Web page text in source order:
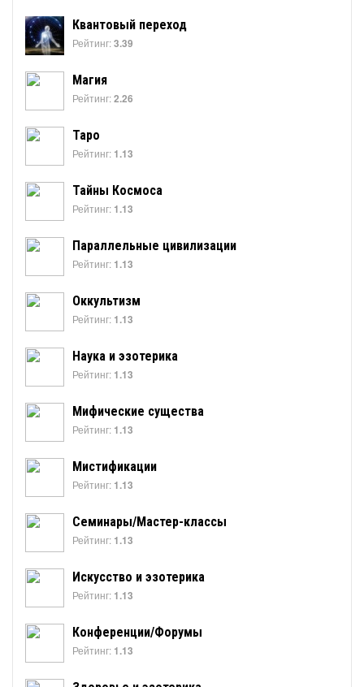
Квантовый переход
Рейтинг:3.39
Магия
Рейтинг:2.26
Таро
Рейтинг: 1.13
Тайны Космоса
Рейтинг: 1.13
Параллельные цивилизации
Рейтинг: 1.13
Оккультизм
Рейтинг: 1.13
Наука и эзотерика
Рейтинг: 1.13
Мифические существа
Рейтинг: 1.13
Мистификации
Рейтинг: 1.13
Семинары/Мастер-классы
Рейтинг: 1.13
Искусство и эзотерика
Рейтинг: 1.13
Конференции/Форумы
Рейтинг: 1.13